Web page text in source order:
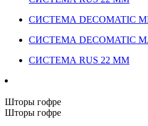
СИСТЕМА DECOMATIC
СИСТЕМА DECOMATIC
СИСТЕМА RUS 22 ММ
Шторы гофре
Шторы гофре